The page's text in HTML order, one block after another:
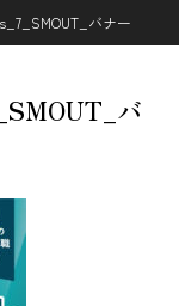
バナー
バ